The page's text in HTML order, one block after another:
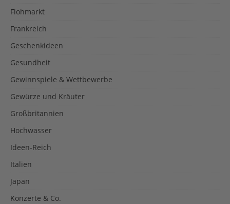
Flohmarkt
Frankreich
Geschenkideen
Gesundheit
Gewinnspiele & Wettbewerbe
Gewürze und Kräuter
Großbritannien
Hochwasser
Ideen-Reich
Italien
Japan
Konzerte & Co.